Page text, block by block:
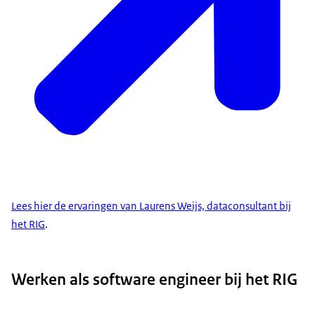
Lees hier de ervaringen van Laurens Weijs, dataconsultant bij
het RIG.
Werken als software engineer bij het RIG